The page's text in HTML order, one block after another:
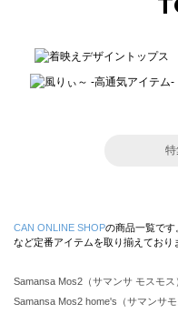
特
CAN ONLINE SHOPの商品一覧です
など定番アイテムを取り揃えており
Samansa Mos2（サマンサ モスモス
Samansa Mos2 home's（サマンサ